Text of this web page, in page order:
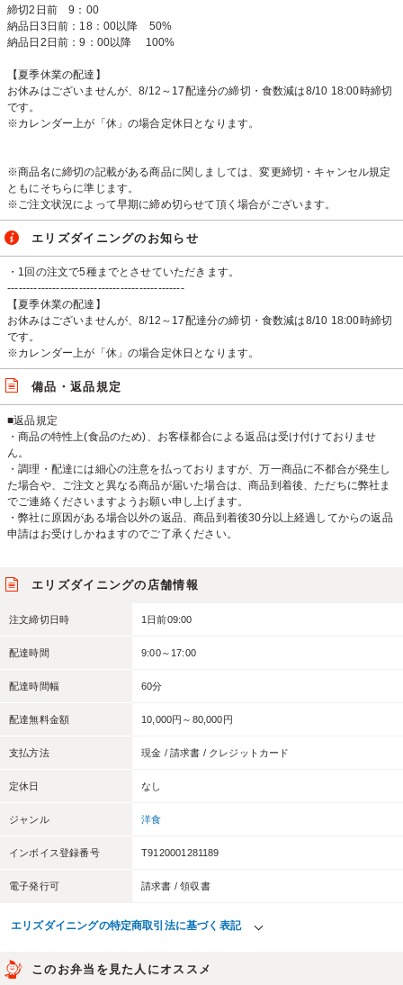
締切2日前 9：00
納品日3日前：18：00以降 50%
納品日2日前：9：00以降 100%
【夏季休業の配達】
お休みはございませんが、8/12～17配達分の締切・食数減は8/10 18:00時締切
です。
※カレンダー上が「休」の場合定休日となります。
※商品名に締切の記載がある商品に関しましては、変更締切・キャンセル規定
ともにそちらに準じます。
※ご注文状況によって早期に締め切らせて頂く場合がございます。
エリズダイニングのお知らせ
・1回の注文で5種までとさせていただきます。
-----------------------------------------------
【夏季休業の配達】
お休みはございませんが、8/12～17配達分の締切・食数減は8/10 18:00時締切
です。
※カレンダー上が「休」の場合定休日となります。
備品・返品規定
■返品規定
・商品の特性上(食品のため)、お客様都合による返品は受け付けておりませ
ん。
・調理・配達には細心の注意を払っておりますが、万一商品に不都合が発生し
た場合や、ご注文と異なる商品が届いた場合は、商品到着後、ただちに弊社ま
でご連絡くださいますようお願い申し上げます。
・弊社に原因がある場合以外の返品、商品到着後30分以上経過してからの返品
申請はお受けしかねますのでご了承ください。
エリズダイニングの店舗情報
注文締切日時 1日前09:00
配達時間 9:00～17:00
配達時間幅 60分
配達無料金額 10,000円～80,000円
支払方法 現金 / 請求書 / クレジットカード
定休日 なし
ジャンル 洋食
インボイス登録番号 T9120001281189
電子発行可 請求書 / 領収書
エリズダイニングの特定商取引法に基づく表記
このお弁当を見た人にオススメ